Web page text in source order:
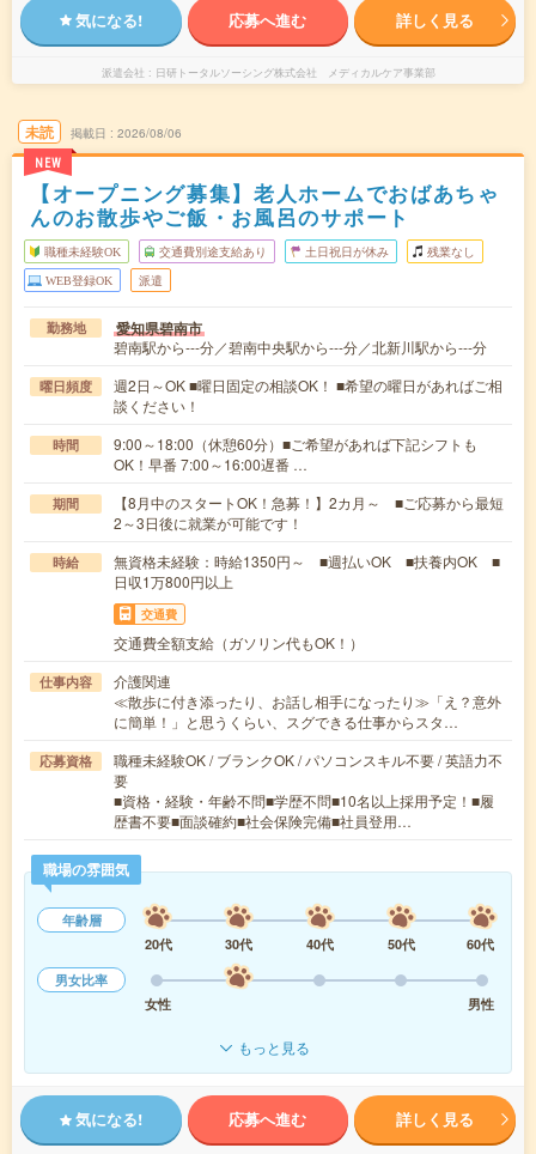
気になる! 応募へ進む 詳しく見る
派遣会社 日研トータルソーシング株式会社 メディカルケア事業部
未読
NEW
掲載日 2026/08/06
【オープニング募集】老人ホームでおばあちゃ
んのお散歩やご飯・お風呂のサポート
職種未経験OK 交通費別途支給あり 土日祝日が休み 残業なし
WEB登録OK 派遣
勤務地 愛知県碧南市
碧南駅から---分／碧南中央駅から---分／北新川駅から---分
曜日頻度
週2日～OK ■曜日固定の相談OK！ ■希望の曜日があればご相
談ください！
時間
9:00～18:00（休憩60分）■ご希望があれば下記シフトも
OK！早番 7:00～16:00遅番 …
期間
【8月中のスタートOK！急募！】2カ月～ ■ご応募から最短
2～3日後に就業が可能です！
時給
無資格未経験：時給1350円～ ■週払いOK ■扶養内OK ■
日収1万800円以上
交通費
交通費全額支給（ガソリン代もOK！）
仕事内容
介護関連
≪散歩に付き添ったり、お話し相手になったり≫「え？意外
に簡単！」と思うくらい、スグできる仕事からスタ…
応募資格
職種未経験OK / ブランクOK / パソコンスキル不要 / 英語力不
要
■資格・経験・年齢不問■学歴不問■10名以上採用予定！■履
歴書不要■面談確約■社会保険完備■社員登用…
職場の雰囲気
年齢層
20代
30代 40代 50代
60代
男女比率
女性
男性
もっと見る
気になる! 応募へ進む 詳しく見る